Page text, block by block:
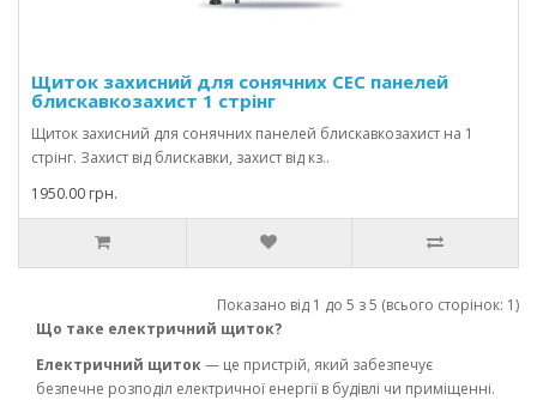
Щиток захисний для сонячних СЕС панелей
блискавкозахист 1 стрінг
Щиток захисний для сонячних панелей блискавкозахист на 1
стрінг. Захист від блискавки, захист від кз..
1950.00 грн.
Показано від 1 до 5 з 5 (всього сторінок: 1)
Що таке електричний щиток?
Електричний щиток— це пристрій, який забезпечує
безпечне розподіл електричної енергії в будівлі чи приміщенні.